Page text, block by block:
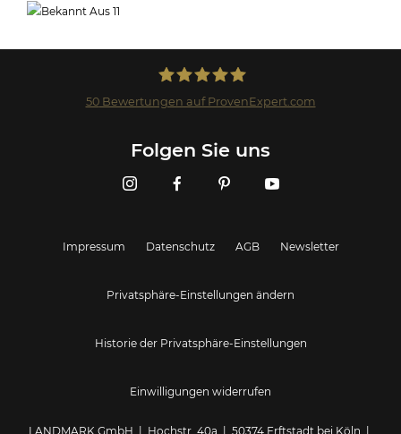
50Bewertungen auf ProvenExpert.com
Folgen Sie uns
Impressum Datenschutz AGB Newsletter
Privatsphäre-Einstellungen ändern
Historie der Privatsphäre-Einstellungen
Einwilligungen widerrufen
LANDMARK GmbH | Hochstr. 40a | 50374 Erftstadt bei Köln |